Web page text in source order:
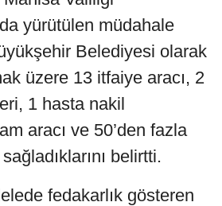
yürütülen müdahale
Belediyesi olarak
üzere 13 itfaiye aracı, 2
1 hasta nakil
aracı ve 50’den fazla
belirtti.
fedakarlık gösteren